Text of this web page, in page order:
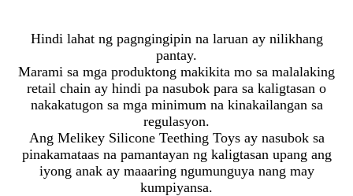
Hindi lahat ng pagngingipin na laruan ay nilikhang
pantay.
Marami sa mga produktong makikita mo sa malalaking
retail chain ay hindi pa nasubok para sa kaligtasan o
nakakatugon sa mga minimum na kinakailangan sa
regulasyon.
Ang Melikey Silicone Teething Toys ay nasubok sa
pinakamataas na pamantayan ng kaligtasan upang ang
iyong anak ay maaaring ngumunguya nang may
kumpiyansa.